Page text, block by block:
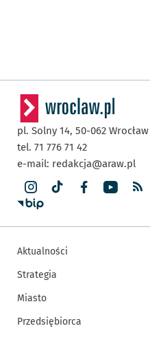
pl. Solny 14, 50-062 Wrocław
tel. 71 776 71 42
e-mail: redakcja@araw.pl
Aktualności
Strategia
Miasto
Przedsiębiorca